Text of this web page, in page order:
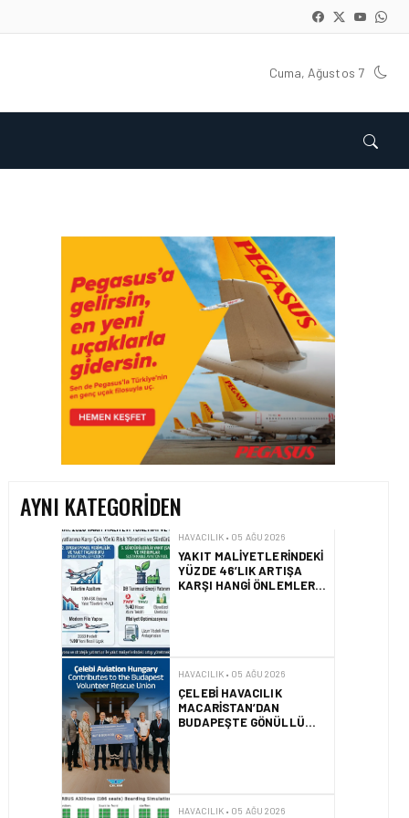
Cuma, Ağustos 7
AYNI KATEGORIDEN
HAVACILIK • 06 AĞU 2026
HITIT BILIŞIM 500’DE
SEKTÖREL YAZILIM
BIRINCISI
HAVACILIK • 05 AĞU 2026
YAKIT MALIYETLERINDEKI
YÜZDE 46’LIK ARTIŞA
KARŞI HANGI ÖNLEMLER
ALINIYOR?
ÇELEBI HAVACILIK
MACARISTAN’DAN
BUDAPEŞTE GÖNÜLLÜ
KURTARMA BIRLIĞI’NE
AIRBUS A320NEO
UÇAKLARINDA YOLCU
BINIŞ SÜREÇLERI
SIMÜLASYONLA TEST